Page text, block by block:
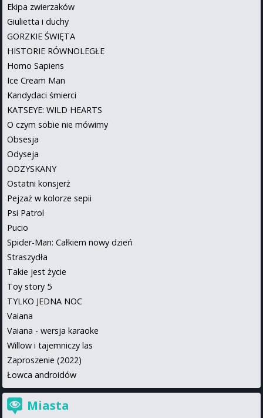
Ekipa zwierzaków
Giulietta i duchy
GORZKIE ŚWIĘTA
HISTORIE RÓWNOLEGŁE
Homo Sapiens
Ice Cream Man
Kandydaci śmierci
KATSEYE: WILD HEARTS
O czym sobie nie mówimy
Obsesja
Odyseja
ODZYSKANY
Ostatni konsjerż
Pejzaż w kolorze sepii
Psi Patrol
Pucio
Spider-Man: Całkiem nowy dzień
Straszydła
Takie jest życie
Toy story 5
TYLKO JEDNA NOC
Vaiana
Vaiana - wersja karaoke
Willow i tajemniczy las
Zaproszenie (2022)
Łowca androidów
Miasta